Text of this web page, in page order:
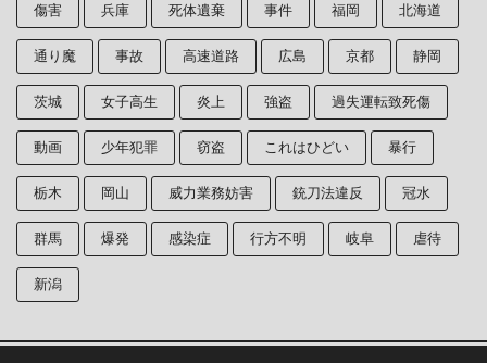
傷害 兵庫 死体遺棄 事件 福岡 北海道
通り魔 事故 高速道路 広島 京都 静岡
茨城 女子高生 炎上 強盗 過失運転致死傷
動画 少年犯罪 窃盗 これはひどい 暴行
栃木 岡山 威力業務妨害 銃刀法違反 冠水
群馬 爆発 感染症 行方不明 岐阜 虐待
新潟